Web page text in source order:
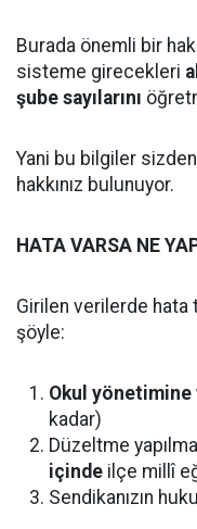
Burada önemli bir
sisteme girecekleri
şube sayılarını
Yani bu bilgiler
hakkınız bulunuyor.
HATA VARSA NE
Girilen verilerde
şöyle:
Okul yönetimine
kadar)
Düzeltme
içinde ilçe millî
Sendikanızın